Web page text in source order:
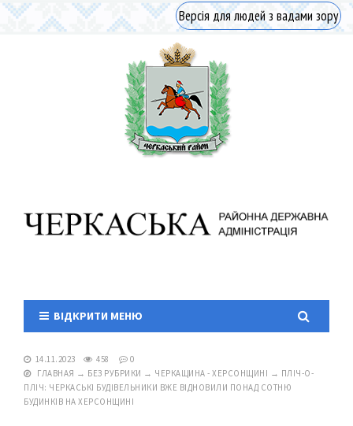
Версія для людей з вадами зору
ВІДКРИТИ МЕНЮ
14.11.2023 458
0
ГЛАВНАЯ → БЕЗ РУБРИКИ → ЧЕРКАЩИНА - ХЕРСОНЩИНІ → ПЛІЧ-О-
ПЛІЧ: ЧЕРКАСЬКІ БУДІВЕЛЬНИКИ ВЖЕ ВІДНОВИЛИ ПОНАД СОТНЮ
БУДИНКІВ НА ХЕРСОНЩИНІ